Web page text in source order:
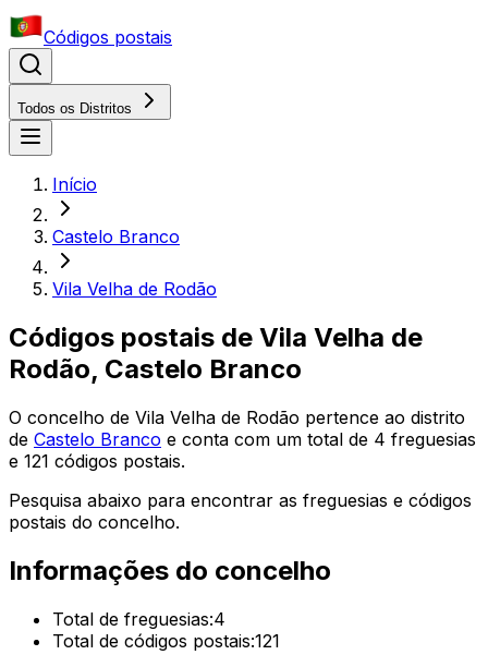
Códigos postais
Todos os Distritos
Início
Castelo Branco
Vila Velha de Rodão
Códigos postais de Vila Velha de
Rodão, Castelo Branco
O concelho de Vila Velha de Rodão pertence ao distrito
de Castelo Branco e conta com um total de 4 freguesias
e 121 códigos postais.
Pesquisa abaixo para encontrar as freguesias e códigos
postais do concelho.
Informações do concelho
Total de freguesias:4
Total de códigos postais:121